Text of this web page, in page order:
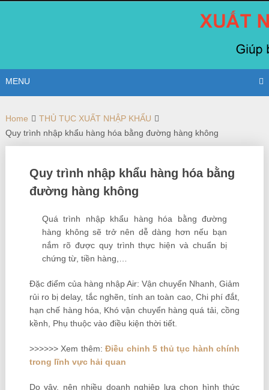
MENU
Home
THỦ TỤC XUẤT NHẬP KHẨU
Quy trình nhập khẩu hàng hóa bằng đường hàng không
Quy trình nhập khẩu hàng hóa bằng
đường hàng không
Quá trình nhập khẩu hàng hóa bằng đường
hàng không sẽ trở nên dễ dàng hơn nếu bạn
nắm rõ được quy trình thực hiện và chuẩn bị
chứng từ, tiền hàng,…
Đặc điểm của hàng nhập Air: Vận chuyển Nhanh, Giảm
rủi ro bị delay, tắc nghẽn, tính an toàn cao, Chi phí đắt,
hạn chế hàng hóa, Khó vận chuyển hàng quá tải, cồng
kềnh, Phụ thuộc vào điều kiện thời tiết.
>>>>>> Xem thêm:Điều chỉnh 5 thủ tục hành chính
trong lĩnh vực hải quan
Do vậy, nên nhiều doanh nghiệp lựa chọn hình thức